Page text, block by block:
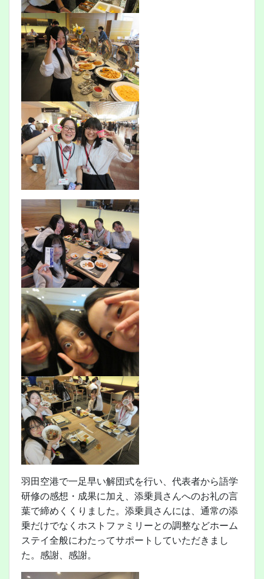
羽田空港で一足早い解団式を行い、代表者から語学
研修の感想・成果に加え、添乗員さんへのお礼の言
葉で締めくくりました。添乗員さんには、通常の添
乗だけでなくホストファミリーとの調整などホーム
ステイ全般にわたってサポートしていただきまし
た。感謝、感謝。